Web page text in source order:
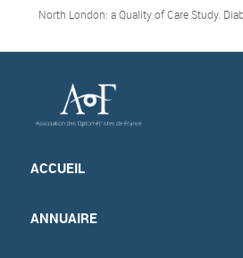
North London: a Quality of Care Study.
ACCUEIL
ANNUAIRE